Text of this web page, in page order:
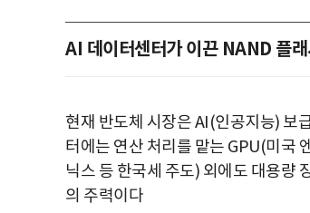
AI 데이터센터가 이끈 NAND 플
현재 반도체 시장은 AI(인공지능) 보
터에는 연산 처리를 맡는 GPU(미국
닉스 등 한국세 주도) 외에도 대용량
의 주력이다